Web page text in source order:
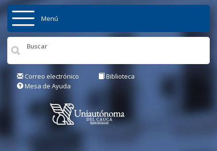
Pasar al contenido principal
Inicio
Institución
Menú
Correo electrónico
Biblioteca
Mesa de Ayuda